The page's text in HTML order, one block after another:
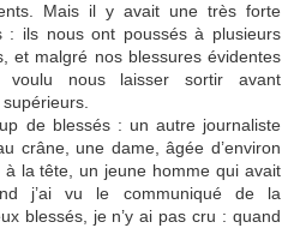
Mais il y avait une très forte
: ils nous ont poussés à plusieurs
et malgré nos blessures évidentes
nous laisser sortir avant
de blessés : un autre journaliste
crâne, une dame, âgée d’environ
la tête, un jeune homme qui avait
j’ai vu le communiqué de la
blessés, je n’y ai pas cru : quand